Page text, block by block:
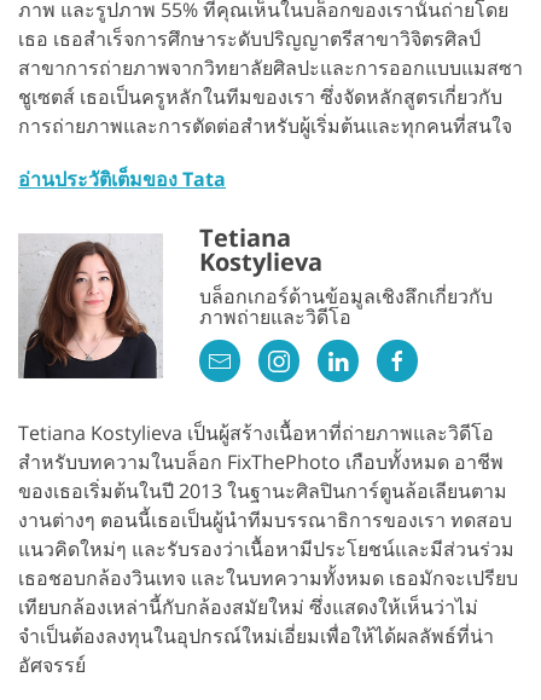
ภาพ และรูปภาพ 55% ที่คุณเห็นในบล็อกของเรานั้นถ่ายโดย
เธอ เธอสำเร็จการศึกษาระดับปริญญาตรีสาขาวิจิตรศิลป์
สาขาการถ่ายภาพจากวิทยาลัยศิลปะและการออกแบบแมสซา
ชูเซตส์ เธอเป็นครูหลักในทีมของเรา ซึ่งจัดหลักสูตรเกี่ยวกับ
การถ่ายภาพและการตัดต่อสำหรับผู้เริ่มต้นและทุกคนที่สนใจ
อ่านประวัติเต็มของ Tata
Tetiana
Kostylieva
บล็อกเกอร์ด้านข้อมูลเชิงลึกเกี่ยวกับ
ภาพถ่ายและวิดีโอ
Tetiana Kostylieva เป็นผู้สร้างเนื้อหาที่ถ่ายภาพและวิดีโอ
สำหรับบทความในบล็อก FixThePhoto เกือบทั้งหมด อาชีพ
ของเธอเริ่มต้นในปี 2013 ในฐานะศิลปินการ์ตูนล้อเลียนตาม
งานต่างๆ ตอนนี้เธอเป็นผู้นำทีมบรรณาธิการของเรา ทดสอบ
แนวคิดใหม่ๆ และรับรองว่าเนื้อหามีประโยชน์และมีส่วนร่วม
เธอชอบกล้องวินเทจ และในบทความทั้งหมด เธอมักจะเปรียบ
เทียบกล้องเหล่านี้กับกล้องสมัยใหม่ ซึ่งแสดงให้เห็นว่าไม่
จำเป็นต้องลงทุนในอุปกรณ์ใหม่เอี่ยมเพื่อให้ได้ผลลัพธ์ที่น่า
อัศจรรย์